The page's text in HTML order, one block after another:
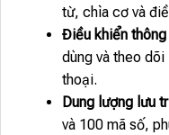
từ, chìa cơ và
Điều khiển thông
dùng và theo
thoại.
Dung lượng lưu
và 100 mã số,